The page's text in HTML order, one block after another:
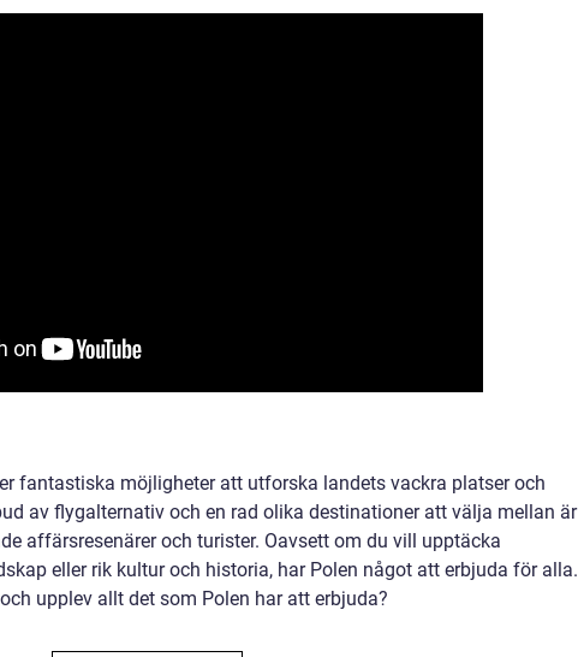
fantastiska möjligheter att utforska landets vackra platser och
av flygalternativ och en rad olika destinationer att välja mellan är
affärsresenärer och turister. Oavsett om du vill upptäcka
eller rik kultur och historia, har Polen något att erbjuda för alla.
upplev allt det som Polen har att erbjuda?